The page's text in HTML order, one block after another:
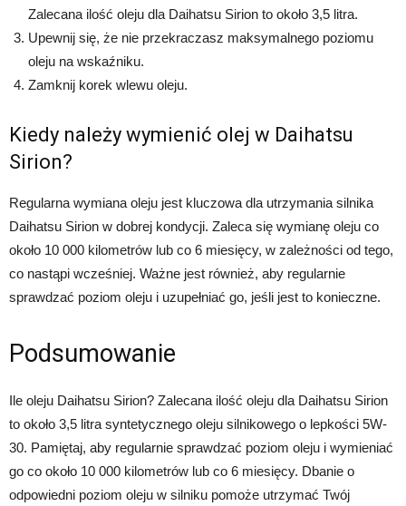
Zalecana ilość oleju dla Daihatsu Sirion to około 3,5 litra.
Upewnij się, że nie przekraczasz maksymalnego poziomu
oleju na wskaźniku.
Zamknij korek wlewu oleju.
Kiedy należy wymienić olej w Daihatsu
Sirion?
Regularna wymiana oleju jest kluczowa dla utrzymania silnika
Daihatsu Sirion w dobrej kondycji. Zaleca się wymianę oleju co
około 10 000 kilometrów lub co 6 miesięcy, w zależności od tego,
co nastąpi wcześniej. Ważne jest również, aby regularnie
sprawdzać poziom oleju i uzupełniać go, jeśli jest to konieczne.
Podsumowanie
Ile oleju Daihatsu Sirion? Zalecana ilość oleju dla Daihatsu Sirion
to około 3,5 litra syntetycznego oleju silnikowego o lepkości 5W-
30. Pamiętaj, aby regularnie sprawdzać poziom oleju i wymieniać
go co około 10 000 kilometrów lub co 6 miesięcy. Dbanie o
odpowiedni poziom oleju w silniku pomoże utrzymać Twój